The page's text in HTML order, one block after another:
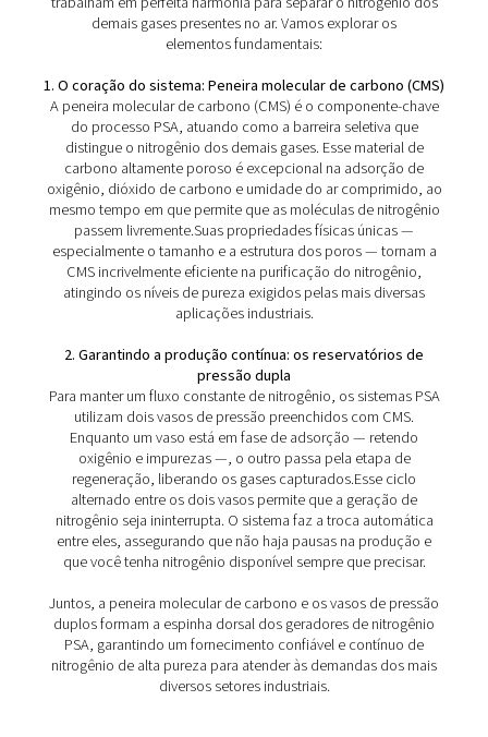
Benefícios dos Geradores de
Nitrogênio PSA
A tecnologia de geração de nitrogênio PSA (Pressure
Adsorption) oferece várias vantagens significativas
produção de nitrogênio no local:
1. Alta Pureza
Os sistemas PSA podem fornecer nitrogênio com
até 99,999%, essencial para aplicações sensíveis em
como farmacêutica, eletrônica e embalagem de
2. Pureza personalizável
Ao contrário de outros métodos, o sistema PSA
controle preciso da pureza do nitrogênio, garantindo
eficiente de energia e recursos de acordo com as suas
necessidades específicas.
Construídos com componentes duráveis, os sistemas
oferecem operação confiável com tempo de parada
custos de manutenção reduzidos.